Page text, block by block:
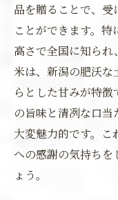
品を贈ることで、受
ことができます。
高さで全国に知られ
米は、新潟の肥沃な
らとした甘みが特
の旨味と清冽な口
大変魅力的です。こ
への感謝の気持ち
ょう。